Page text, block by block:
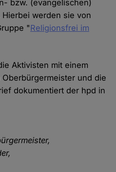
bzw. (evangelischen)
werden sie von
"Religionsfrei im
Aktivisten mit einem
und die
dokumentiert der hpd in